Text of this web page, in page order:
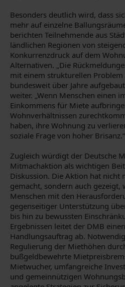
Besonders deutlich wird, dass
mehr auf einzelne
berichten Teilnehmende aus
ländlichen Regionen von
Konkurrenzdruck auf dem
Alternativen. „Die
mit einem strukturellen Problem
bundesweit über Jahre
weiter. „Wenn Menschen einen
Einkommens für Miete
Wohnverhältnissen
haben, ihre Wohnung zu
soziale Frage von hoher Brisanz.“
Zugleich würdigt der Deutsche
Mitmachaktion als wichtigen
Diskussion. Die Aktion hat nicht
gemacht, sondern auch gezeigt,
Menschen mit den
gegenseitiger Unterstützung
bis hin zu bewussten
Ergebnissen leitet der DMB
Handlungsauftrag ab.
Regulierung der Miethöhen
bußgeldbewehrte
Mietwucher, umfangreiche
und gemeinnützigen